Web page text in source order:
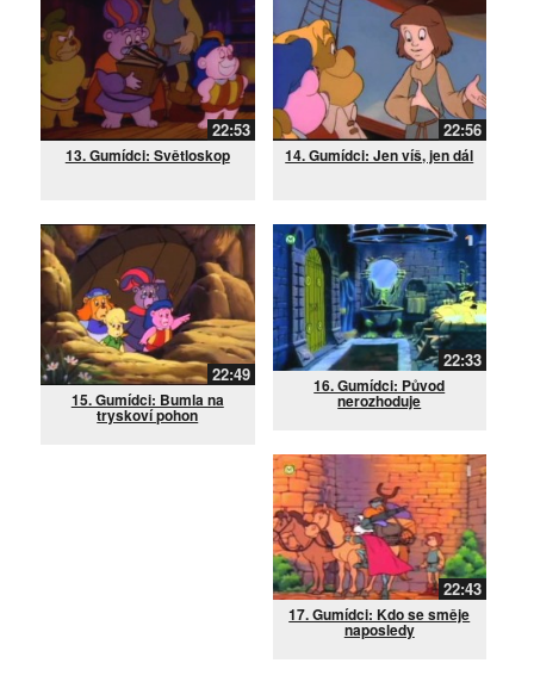
22:53
13. Gumídci: Světloskop
22:56
14. Gumídci: Jen víš, jen dál
22:49
15. Gumídci: Bumla na
tryskoví pohon
22:33
16. Gumídci: Původ
nerozhoduje
22:43
17. Gumídci: Kdo se směje
naposledy